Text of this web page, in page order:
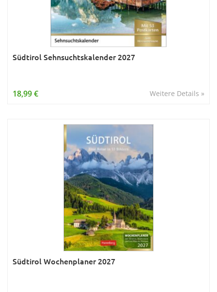
Südtirol Sehnsuchtskalender 2027
Weitere Details »
18,99 €
Südtirol Wochenplaner 2027